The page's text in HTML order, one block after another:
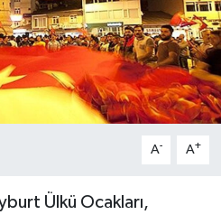
A- A+
Ülkü Ocakları,